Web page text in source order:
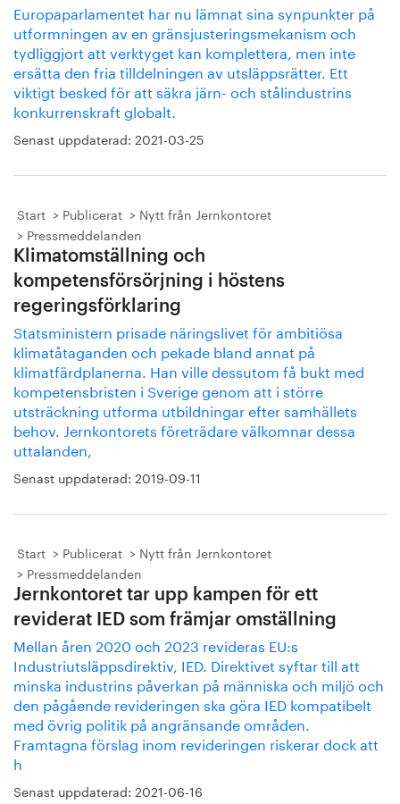
Europaparlamentet har nu lämnat sina synpunkter på
utformningen av en gränsjusteringsmekanism och
tydliggjort att verktyget kan komplettera, men inte
ersätta den fria tilldelningen av utsläppsrätter. Ett
viktigt besked för att säkra järn- och stålindustrins
konkurrenskraft globalt.
Senast uppdaterad: 2021-03-25
Start Publicerat
Nytt från Jernkontoret
Pressmeddelanden
Klimatomställning och
kompetensförsörjning i höstens
regeringsförklaring
Statsministern prisade näringslivet för ambitiösa
klimatåtaganden och pekade bland annat på
klimatfärdplanerna. Han ville dessutom få bukt med
kompetensbristen i Sverige genom att i större
utsträckning utforma utbildningar efter samhällets
behov. Jernkontorets företrädare välkomnar dessa
uttalanden,
Senast uppdaterad: 2019-09-11
Start Publicerat
Nytt från Jernkontoret
Pressmeddelanden
Jernkontoret tar upp kampen för ett
reviderat IED som främjar omställning
Mellan åren 2020 och 2023 revideras EU:s
Industriutsläppsdirektiv, IED. Direktivet syftar till att
minska industrins påverkan på människa och miljö och
den pågående revideringen ska göra IED kompatibelt
med övrig politik på angränsande områden.
Framtagna förslag inom revideringen riskerar dock att
h
Senast uppdaterad: 2021-06-16